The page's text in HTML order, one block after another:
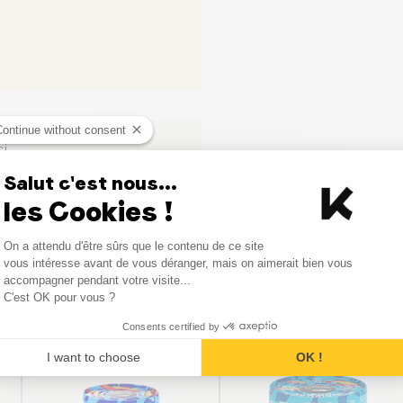
Produits similaires
without consent
Salut c'est nous...
les Cookies !
Consent Management
On a attendu d'être sûrs que le contenu de ce site
vous intéresse avant de vous déranger, mais on aimerait bien vous
accompagner pendant votre visite...
C'est OK pour vous ?
Consents certified by
I want to choose OK !
Axeptio consent